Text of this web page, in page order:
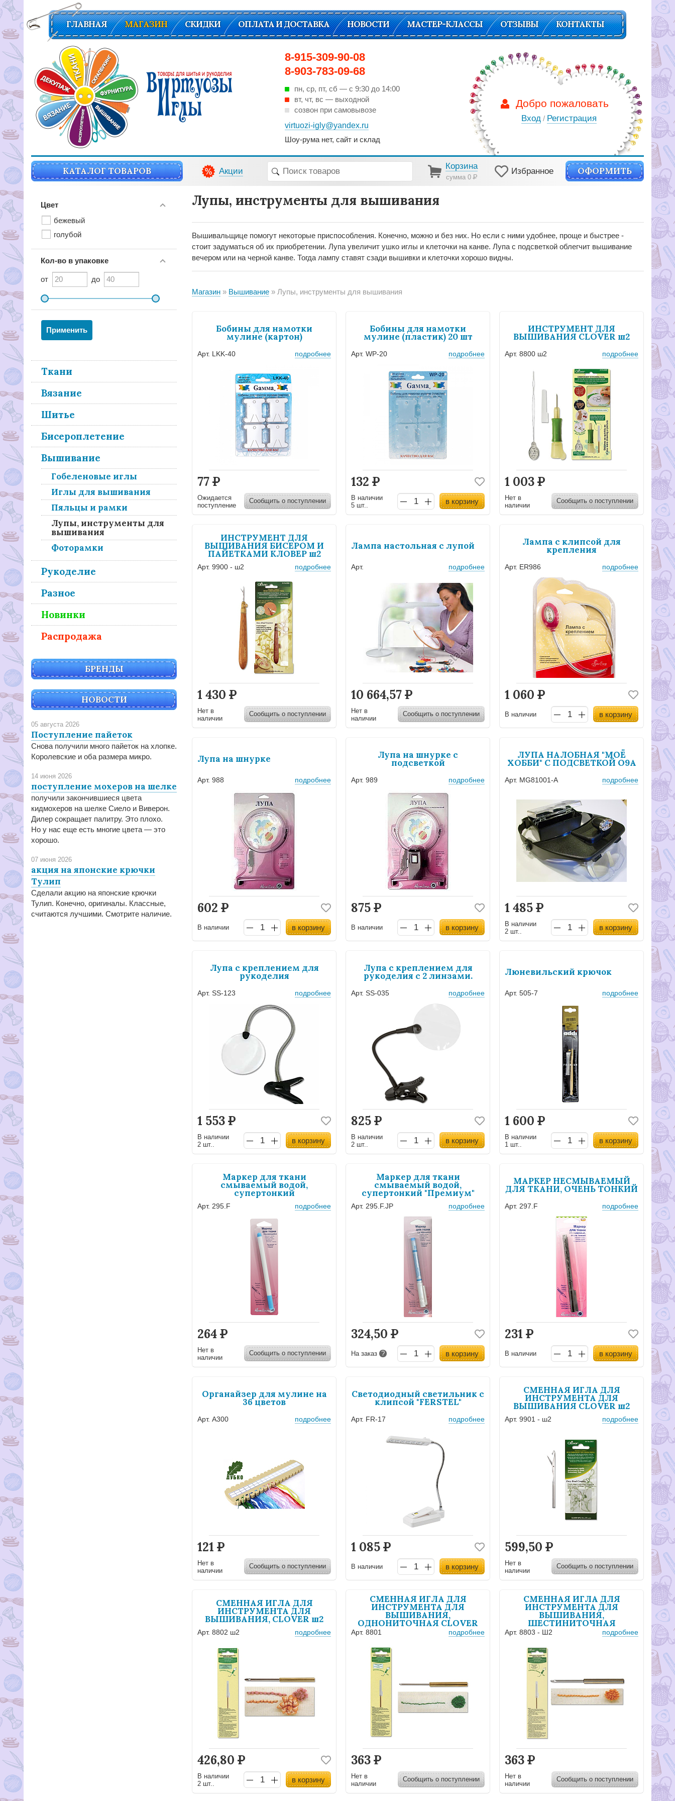
8-915-309-90-08
8-903-783-09-68
пн, ср, пт, cб — с 9:30 до 14:00
вт, чт, вс — выходной
созвон при самовывозе
virtuozi-igly@yandex.ru
Шоу-рума нет, сайт и склад
ГЛАВНАЯ МАГАЗИН СКИДКИ ОПЛАТА И ДОСТАВКА НОВОСТИ МАСТЕР-КЛАССЫ ОТЗЫВЫ КОНТАКТЫ
Добро пожаловать
Вход / Регистрация
КАТАЛОГ ТОВАРОВ Акции
Корзина
сумма 0Р
Избранное ОФОРМИТЬ
Цвет
бежевый
голубой
Кол-во в упаковке
от до
Ткани
Вязание
Шитье
Бисероплетение
Вышивание
Гобеленовые иглы
Иглы для вышивания
Пяльцы и рамки
Лупы, инструменты для
вышивания
Фоторамки
Рукоделие
Разное
Новинки
Распродажа
БРЕНДЫ
НОВОСТИ
05 августа 2026
Поступление пайеток
Снова получили много пайеток на хлопке.
Королевские и оба размера микро.
14 июня 2026
поступление мохеров на шелке
получили закончившиеся цвета
кидмохеров на шелке Сиело и Виверон.
Дилер сокращает палитру. Это плохо.
Но у нас еще есть многие цвета — это
хорошо.
07 июня 2026
акция на японские крючки
Тулип
Сделали акцию на японские крючки
Тулип. Конечно, оригиналы. Классные,
считаются лучшими. Смотрите наличие.
Лупы, инструменты для вышивания
Вышивальщице помогут некоторые приспособления. Конечно, можно и без них. Но если с ними удобнее, проще и быстрее -
стоит задуматься об их приобретении. Лупа увеличит ушко иглы и клеточки на канве. Лупа с подсветкой облегчит вышивание
вечером или на черной канве. Тогда лампу ставят сзади вышивки и клеточки хорошо видны.
Магазин Вышивание Лупы, инструменты для вышивания
Бобины для намотки
мулине (картон)
Арт. LKK-40 подробнее
77Р
Ожидается
поступление
Сообщить о поступлении
Бобины для намотки
мулине (пластик) 20 шт
Арт. WP-20 подробнее
132 Р
В наличии
5 шт..
в корзину
ИНСТРУМЕНТ ДЛЯ
ВЫШИВАНИЯ CLOVER ш2
Арт. 8800 ш2 подробнее
1 003Р
Нет в
наличии
Сообщить о поступлении
ИНСТРУМЕНТ ДЛЯ
ВЫШИВАНИЯ БИСЕРОМ И
ПАЙЕТКАМИ КЛОВЕР ш2
Арт. 9900 - ш2 подробнее
1 430 Р
Нет в
наличии
Сообщить о поступлении
Лампа настольная с лупой
Арт. подробнее
10 664,57Р
Нет в
наличии
Сообщить о поступлении
Лампа с клипсой для
крепления
Арт. ER986 подробнее
1 060 Р
В наличии в корзину
Лупа на шнурке
Арт. 988 подробнее
602 Р
В наличии в корзину
Лупа на шнурке c
подсветкой
Арт. 989 подробнее
875Р
В наличии в корзину
ЛУПА НАЛОБНАЯ "МОЁ
ХОББИ" С ПОДСВЕТКОЙ О9А
Арт. MG81001-A подробнее
1 485Р
В наличии
2 шт..
в корзину
Лупа с креплением для
рукоделия
Арт. SS-123 подробнее
1 553Р
В наличии
2 шт..
в корзину
Лупа с креплением для
рукоделия с 2 линзами.
Арт. SS-035 подробнее
825Р
В наличии
2 шт..
в корзину
Люневильский крючок
Арт. 505-7 подробнее
1 600 Р
В наличии
1 шт..
в корзину
Маркер для ткани
смываемый водой,
супертонкий
Арт. 295.F подробнее
264Р
Нет в
наличии
Сообщить о поступлении
Маркер для ткани
смываемый водой,
супертонкий "Премиум"
Арт. 295.F.JP подробнее
324,50 Р
На заказ ? в корзину
МАРКЕР НЕСМЫВАЕМЫЙ
ДЛЯ ТКАНИ, ОЧЕНЬ ТОНКИЙ
Арт. 297.F подробнее
231 Р
В наличии в корзину
Органайзер для мулине на
36 цветов
Арт. А300 подробнее
121 Р
Нет в
наличии
Сообщить о поступлении
Светодиодный светильник с
клипсой "FERSTEL"
Арт. FR-17 подробнее
1 085Р
В наличии в корзину
СМЕННАЯ ИГЛА ДЛЯ
ИНСТРУМЕНТА ДЛЯ
ВЫШИВАНИЯ CLOVER ш2
Арт. 9901 - ш2 подробнее
599,50 Р
Нет в
наличии
Сообщить о поступлении
СМЕННАЯ ИГЛА ДЛЯ
ИНСТРУМЕНТА ДЛЯ
ВЫШИВАНИЯ, CLOVER ш2
Арт. 8802 ш2 подробнее
426,80 Р
В наличии
2 шт..
в корзину
СМЕННАЯ ИГЛА ДЛЯ
ИНСТРУМЕНТА ДЛЯ
ВЫШИВАНИЯ,
ОДНОНИТОЧНАЯ CLOVER
Арт. 8801 подробнее
363Р
Нет в
наличии
Сообщить о поступлении
СМЕННАЯ ИГЛА ДЛЯ
ИНСТРУМЕНТА ДЛЯ
ВЫШИВАНИЯ,
ШЕСТИНИТОЧНАЯ
Арт. 8803 - Ш2 подробнее
363Р
Нет в
наличии
Сообщить о поступлении